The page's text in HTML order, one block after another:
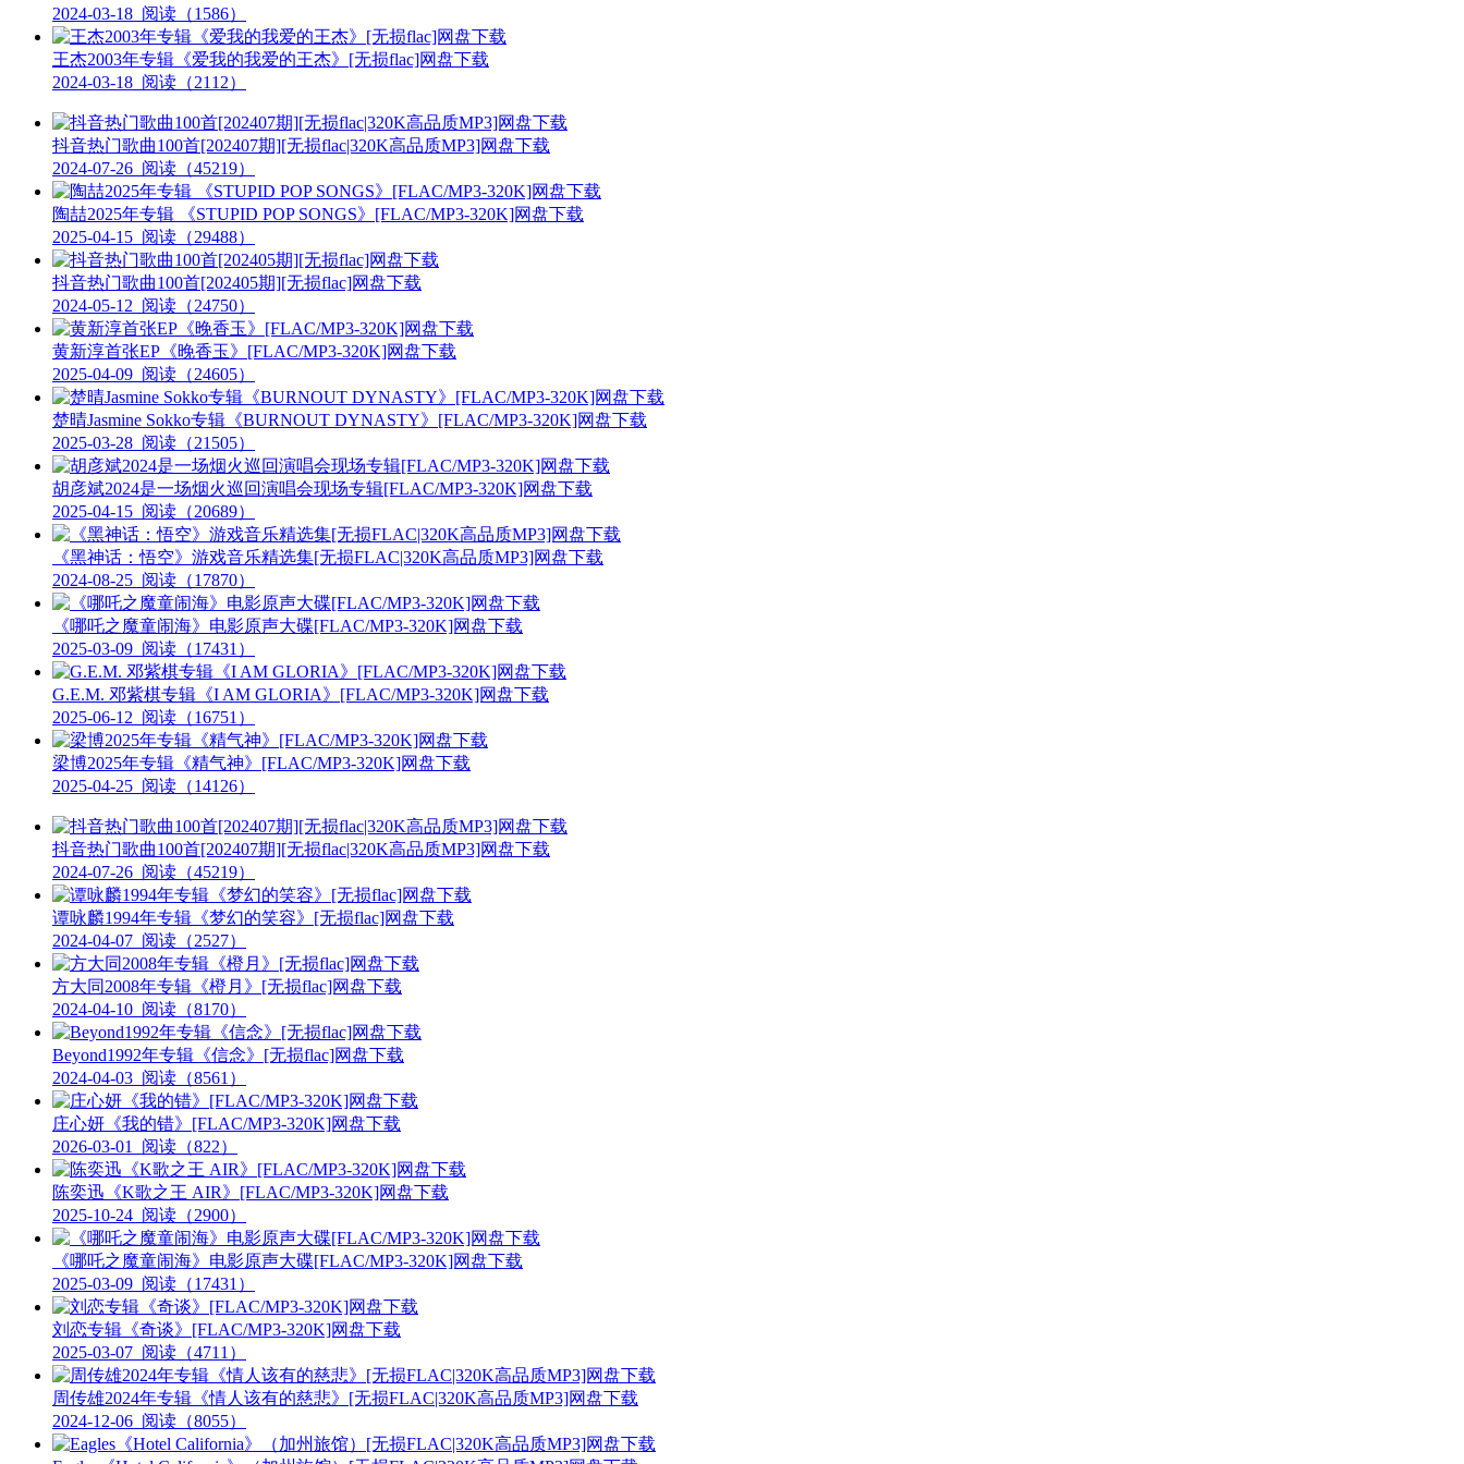
2024-03-18 阅读（1586）
王杰2003年专辑《爱我的我爱的王杰》[无损flac]网盘下载
2024-03-18 阅读（2112）
抖音热门歌曲100首[202407期][无损flac|320K高品质MP3]网盘下载
2024-07-26 阅读（45219）
陶喆2025年专辑 《STUPID POP SONGS》[FLAC/MP3-320K]网盘下载
2025-04-15 阅读（29488）
抖音热门歌曲100首[202405期][无损flac]网盘下载
2024-05-12 阅读（24750）
黄新淳首张EP《晚香玉》[FLAC/MP3-320K]网盘下载
2025-04-09 阅读（24605）
楚晴Jasmine Sokko专辑《BURNOUT DYNASTY》[FLAC/MP3-320K]网盘下载
2025-03-28 阅读（21505）
胡彦斌2024是一场烟火巡回演唱会现场专辑[FLAC/MP3-320K]网盘下载
2025-04-15 阅读（20689）
《黑神话：悟空》游戏音乐精选集[无损FLAC|320K高品质MP3]网盘下载
2024-08-25 阅读（17870）
《哪吒之魔童闹海》电影原声大碟[FLAC/MP3-320K]网盘下载
2025-03-09 阅读（17431）
G.E.M. 邓紫棋专辑《I AM GLORIA》[FLAC/MP3-320K]网盘下载
2025-06-12 阅读（16751）
梁博2025年专辑《精气神》[FLAC/MP3-320K]网盘下载
2025-04-25 阅读（14126）
抖音热门歌曲100首[202407期][无损flac|320K高品质MP3]网盘下载
2024-07-26 阅读（45219）
谭咏麟1994年专辑《梦幻的笑容》[无损flac]网盘下载
2024-04-07 阅读（2527）
方大同2008年专辑《橙月》[无损flac]网盘下载
2024-04-10 阅读（8170）
Beyond1992年专辑《信念》[无损flac]网盘下载
2024-04-03 阅读（8561）
庄心妍《我的错》[FLAC/MP3-320K]网盘下载
2026-03-01
阅读（822）
陈奕迅《K歌之王 AIR》[FLAC/MP3-320K]网盘下载
2025-10-24 阅读（2900）
《哪吒之魔童闹海》电影原声大碟[FLAC/MP3-320K]网盘下载
2025-03-09 阅读（17431）
刘恋专辑《奇谈》[FLAC/MP3-320K]网盘下载
2025-03-07 阅读（4711）
周传雄2024年专辑《情人该有的慈悲》[无损FLAC|320K高品质MP3]网盘下载
2024-12-06 阅读（8055）